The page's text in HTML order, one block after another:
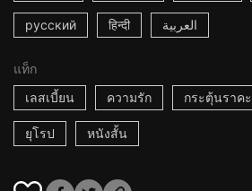
русский हिन्दी العربية
แท็ก
เลสเบี้ยน
ความรัก กระตุ้นราคะ
ยุโรป หนังสั้น